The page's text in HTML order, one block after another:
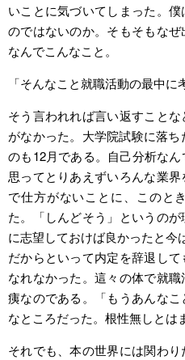
いことに気づいてしまった。
のではないのか。そもそもなぜ
なんでこんなこと。
「そんなこと就職活動の最中に
そう言われれば言い返すこと
がなかった。大学院試験に落
のも12月である。自己分析な
思ってとりあえずいろんな業
で仕方がないことに、このと
た。「しんどそう」というの
に志望しておけば良かったと今
だからといって内定を辞退し
なれなかった。這々の体で就
痍なのである。「もうあんな
なところだった。根性無しとは
それでも、本の世界には関わ